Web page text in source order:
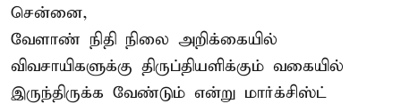
சென்னை,
வேளாண் நிதி நிலை அறிக்கையில்
விவசாயிகளுக்கு திருப்தியளிக்கும் வகையில்
இருந்திருக்க வேண்டும் என்று மார்க்சிஸ்ட்